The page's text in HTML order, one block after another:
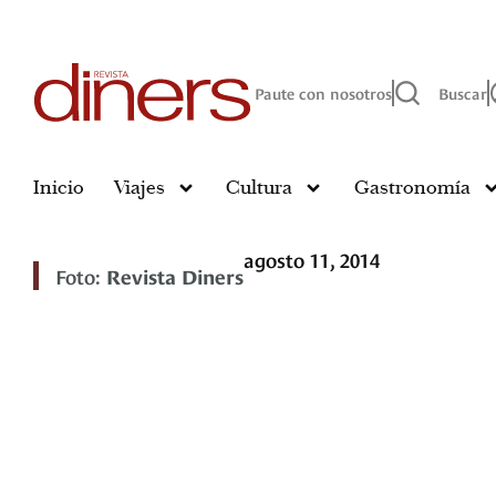
Paute con nosotros Buscar
Inicio Viajes Cultura Gastronomía
Foto: Revista Diners
agosto 11, 2014